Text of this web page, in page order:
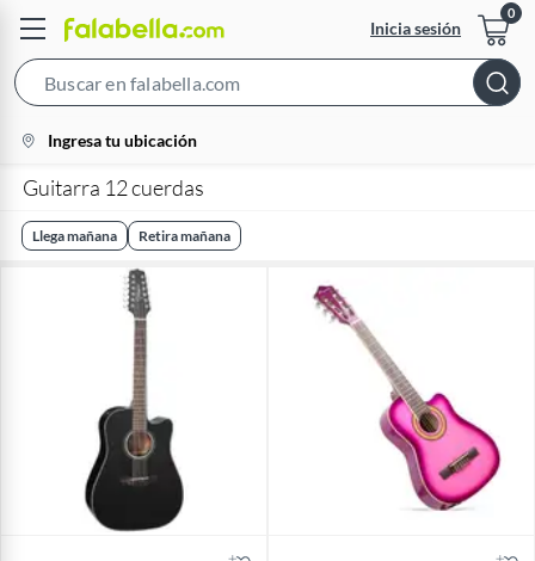
Inicia sesión
Bar
location-
icon
Ingresa tu ubicación
Guitarra 12 cuerdas
Llega mañana Retira mañana